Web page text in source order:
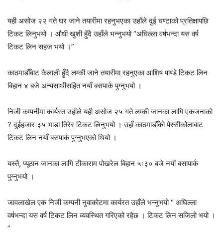
यही असोज २२ गते घर जाने तयारीमा रहनुभएका उहाँले दुई घण्टाको प्रतिक्षापछि
टिकट लिनुभयो । औधी खुशी हुँदै उहाँले भन्नुभयो “अघिल्ला वर्षभन्दा यस वर्ष
टिकट लिन सहज भयो ।”
काठमाडौँबाट कैलाली हुँदै लम्की जाने तयारीमा रहनुएका आशिष पाण्डे टिकट लिन
बिहान ४ बजे अन्यसाथीसहित नयाँ बसपार्क पुग्नुभयो ।
निजी कम्पनीमा कार्यरत उहाँले यही असोज २५ गते लम्की जानका लागि एकजनाको
? दुईहजार ३५ भाडा तिरेर टिकट लिनुभयो । उहाँ काठमाडौँको पेस्सीकोलाबाट
टिकट लिन नयाँ बसपार्क पुग्नुभएको थियो ।
यस्तै, प्यूठान जानका लागि टीकाराम पोखरेल बिहान ५ः३० बजे नयाँ बसापार्क
पुग्नुभयो ।
जावलाखेल एक निजी कम्पनी नुवाकोटमा कार्यरत उहाँले भन्नुभयो “ अघिल्ला
वर्षभन्दा यस वर्ष टिकट लिन व्यवस्थित गरिएको रहेछ । टिकट लिन सजिलो भयो ।
”